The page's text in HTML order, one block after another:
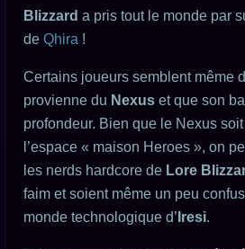
Blizzard a pris tout le monde par
de Qhira !
Certains joueurs semblent même
provienne du Nexus et que son
profondeur. Bien que le Nexus
l’espace « maison Heroes », on
les nerds hardcore de Lore
faim et soient même un peu
monde technologique d’ Iresi.